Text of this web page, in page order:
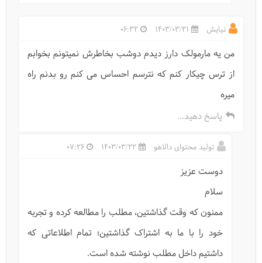
نیایش 1403/03/21
06:32
من یه مارمولک دارز دیدم دوشب بخاطرش نمیتونم بخوابم
از ترس چیکار کنم که نترسم احساس می کنم رو بدنم راه
میره
پاسخ دهید...
تولید محتوای دالاهو 1403/03/22
07:26
دوست عزیز
سلام
ممنون که وقت گذاشتین، مطلب را مطالعه کرده و تجربه
خود را با ما به اشتراک گذاشتین؛ تمام اطلاعاتی که
داشتیم داخل مطلب نوشته شده است.